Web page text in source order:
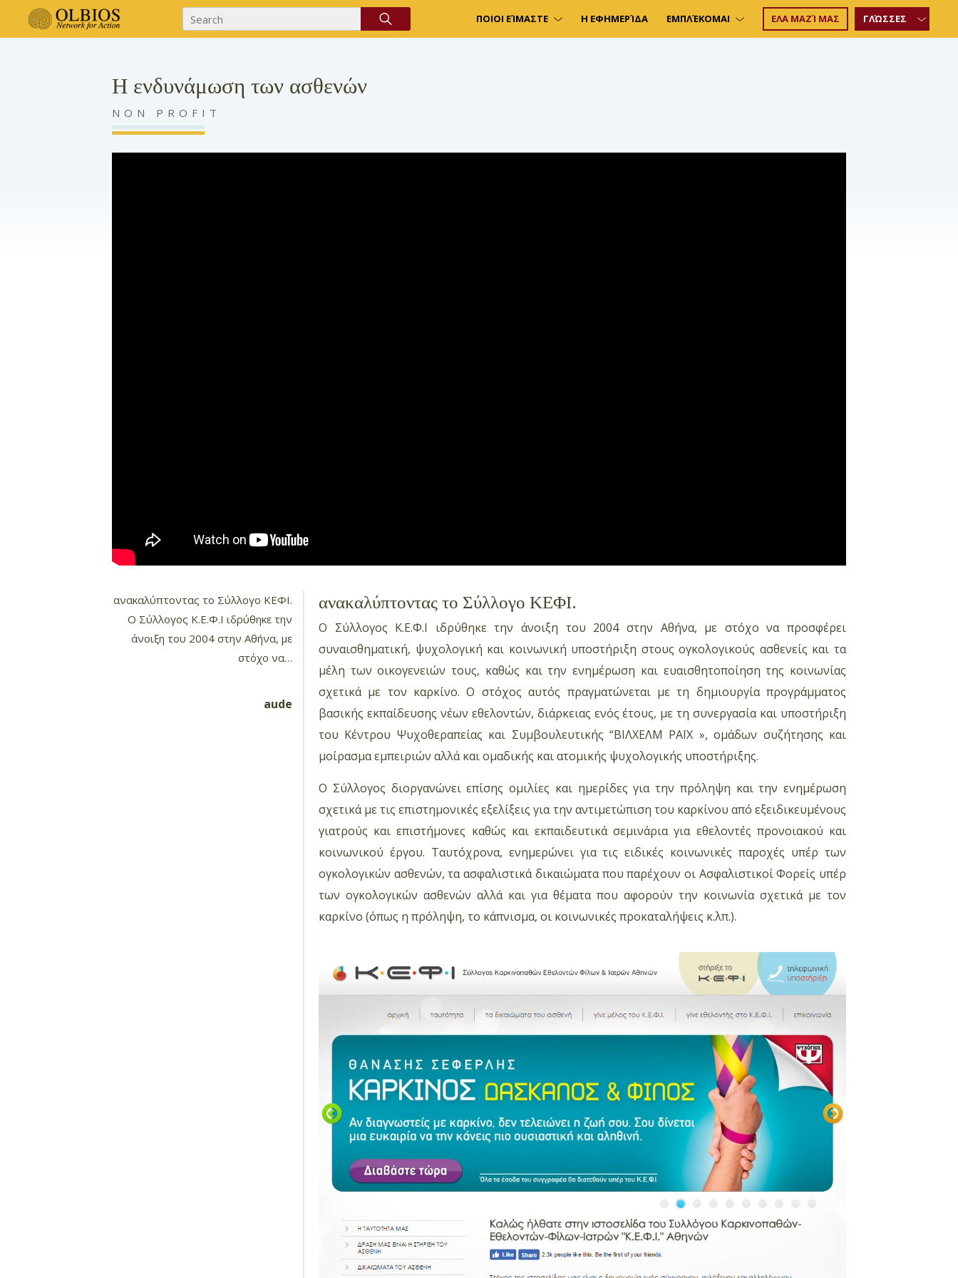
ΠΟΙΟΙ ΕΊΜΑΣΤΕ Η ΕΦΗΜΕΡΊΔΑ ΕΜΠΛΈΚΟΜΑΙ ΕΛΑ ΜΑΖΊ ΜΑΣ ΓΛΏΣΣΕΣ
Η ενδυνάμωση των ασθενών
NON PROFIT
ανακαλύπτοντας το Σύλλογο ΚΕΦΙ.
Ο Σύλλογος Κ.Ε.Φ.Ι ιδρύθηκε την
άνοιξη του 2004 στην Αθήνα, με
στόχο να…
aude
ανακαλύπτοντας το Σύλλογο ΚΕΦΙ.
Ο Σύλλογος Κ.Ε.Φ.Ι ιδρύθηκε την άνοιξη του 2004 στην Αθήνα, με στόχο να προσφέρει
συναισθηματική, ψυχολογική και κοινωνική υποστήριξη στους ογκολογικούς ασθενείς και τα
μέλη των οικογενειών τους, καθώς και την ενημέρωση και ευαισθητοποίηση της κοινωνίας
σχετικά με τον καρκίνο. Ο στόχος αυτός πραγματώνεται με τη δημιουργία προγράμματος
βασικής εκπαίδευσης νέων εθελοντών, διάρκειας ενός έτους, με τη συνεργασία και υποστήριξη
του Κέντρου Ψυχοθεραπείας και Συμβουλευτικής “ΒΙΛΧΕΛΜ ΡΑΪΧ », ομάδων συζήτησης και
μοίρασμα εμπειριών αλλά και ομαδικής και ατομικής ψυχολογικής υποστήριξης.
Ο Σύλλογος διοργανώνει επίσης ομιλίες και ημερίδες για την πρόληψη και την ενημέρωση
σχετικά με τις επιστημονικές εξελίξεις για την αντιμετώπιση του καρκίνου από εξειδικευμένους
γιατρούς και επιστήμονες καθώς και εκπαιδευτικά σεμινάρια για εθελοντές προνοιακού και
κοινωνικού έργου. Ταυτόχρονα, ενημερώνει για τις ειδικές κοινωνικές παροχές υπέρ των
ογκολογικών ασθενών, τα ασφαλιστικά δικαιώματα που παρέχουν οι Ασφαλιστικοί Φορείς υπέρ
των ογκολογικών ασθενών αλλά και για θέματα που αφορούν την κοινωνία σχετικά με τον
καρκίνο (όπως η πρόληψη, το κάπνισμα, οι κοινωνικές προκαταλήψεις κ.λπ.).